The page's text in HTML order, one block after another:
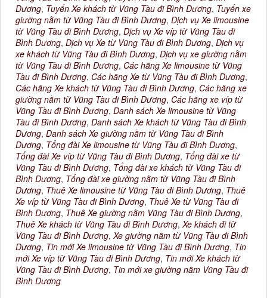
Dương, Tuyến Xe khách từ Vũng Tàu đi Bình Dương, Tuyến xe
giường nằm từ Vũng Tàu đi Bình Dương, Dịch vụ Xe limousine
từ Vũng Tàu đi Bình Dương, Dịch vụ Xe víp từ Vũng Tàu đi
Bình Dương, Dịch vụ Xe từ Vũng Tàu đi Bình Dương, Dịch vụ
xe khách từ Vũng Tàu đi Bình Dương, Dịch vụ xe giường nằm
từ Vũng Tàu đi Bình Dương, Các hãng Xe limousine từ Vũng
Tàu đi Bình Dương, Các hãng Xe từ Vũng Tàu đi Bình Dương,
Các hãng Xe khách từ Vũng Tàu đi Bình Dương, Các hãng xe
giường nằm từ Vũng Tàu đi Bình Dương, Các hãng xe víp từ
Vũng Tàu đi Bình Dương, Danh sách Xe limousine từ Vũng
Tàu đi Bình Dương, Danh sách Xe khách từ Vũng Tàu đi Bình
Dương, Danh sách Xe giường nằm từ Vũng Tàu đi Bình
Dương, Tổng đài Xe limousine từ Vũng Tàu đi Bình Dương,
Tổng đài Xe víp từ Vũng Tàu đi Bình Dương, Tổng đài xe từ
Vũng Tàu đi Bình Dương, Tổng đài xe khách từ Vũng Tàu đi
Bình Dương, Tổng đài xe giường nằm từ Vũng Tàu đi Bình
Dương, Thuê Xe limousine từ Vũng Tàu đi Bình Dương, Thuê
Xe víp từ Vũng Tàu đi Bình Dương, Thuê Xe từ Vũng Tàu đi
Bình Dương, Thuê Xe giường nằm Vũng Tàu đi Bình Dương,
Thuê Xe khách từ Vũng Tàu đi Bình Dương,Xe khách đi từ
Vũng Tàu đi Bình Dương,Xe giường nằm từ Vũng Tàu đi Bình
Dương, Tin mới Xe limousine từ Vũng Tàu đi Bình Dương, Tin
mới Xe víp từ Vũng Tàu đi Bình Dương, Tin mới Xe khách từ
Vũng Tàu đi Bình Dương, Tin mới xe giường nằm Vũng Tàu đi
Bình Dương